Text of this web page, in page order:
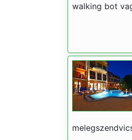
walking bot